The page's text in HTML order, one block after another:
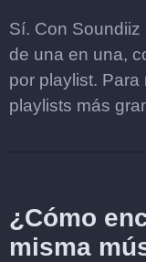
Sí. Con
de una en una,
por playlist.
playlists más
¿Cómo
misma